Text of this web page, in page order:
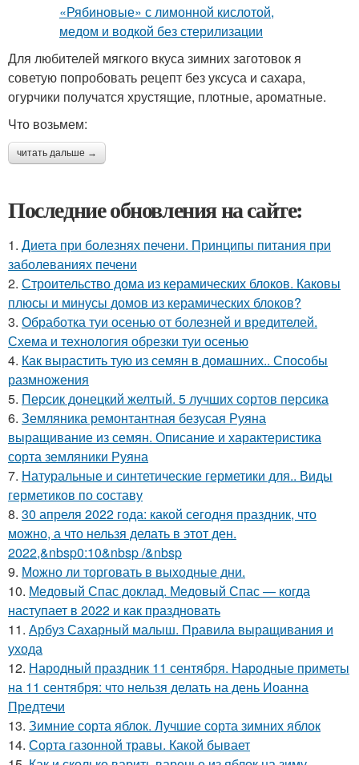
Для любителей мягкого вкуса зимних заготовок я
советую попробовать рецепт без уксуса и сахара,
огурчики получатся хрустящие, плотные, ароматные.
Что возьмем:
читать дальше →
Последние обновления на сайте:
1. Диета при болезнях печени. Принципы питания при
заболеваниях печени
2. Строительство дома из керамических блоков. Каковы
плюсы и минусы домов из керамических блоков?
3. Обработка туи осенью от болезней и вредителей.
Схема и технология обрезки туи осенью
4. Как вырастить тую из семян в домашних.. Способы
размножения
5. Персик донецкий желтый. 5 лучших сортов персика
6. Земляника ремонтантная безусая Руяна
выращивание из семян. Описание и характеристика
сорта земляники Руяна
7. Натуральные и синтетические герметики для.. Виды
герметиков по составу
8. 30 апреля 2022 года: какой сегодня праздник, что
можно, а что нельзя делать в этот ден.
2022,&nbsp0:10&nbsp /&nbsp
9. Можно ли торговать в выходные дни.
10. Медовый Спас доклад. Медовый Спас — когда
наступает в 2022 и как праздновать
11. Арбуз Сахарный малыш. Правила выращивания и
ухода
12. Народный праздник 11 сентября. Народные приметы
на 11 сентября: что нельзя делать на день Иоанна
Предтечи
13. Зимние сорта яблок. Лучшие сорта зимних яблок
14. Сорта газонной травы. Какой бывает